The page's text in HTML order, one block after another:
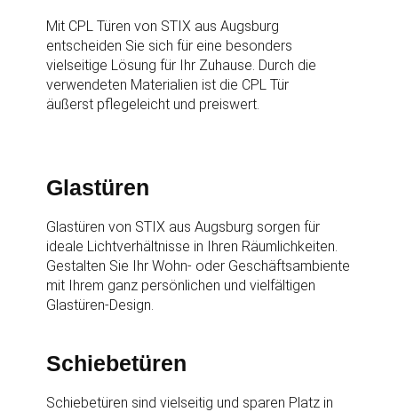
Mit CPL Türen von STIX aus Augsburg
entscheiden Sie sich für eine besonders
vielseitige Lösung für Ihr Zuhause. Durch die
verwendeten Materialien ist die CPL Tür
äußerst pflegeleicht und preiswert.
Glastüren
Glastüren von STIX aus Augsburg sorgen für
ideale Lichtverhältnisse in Ihren Räumlichkeiten.
Gestalten Sie Ihr Wohn- oder Geschäftsambiente
mit Ihrem ganz persönlichen und vielfältigen
Glastüren-Design.
Schiebetüren
Schiebetüren sind vielseitig und sparen Platz in